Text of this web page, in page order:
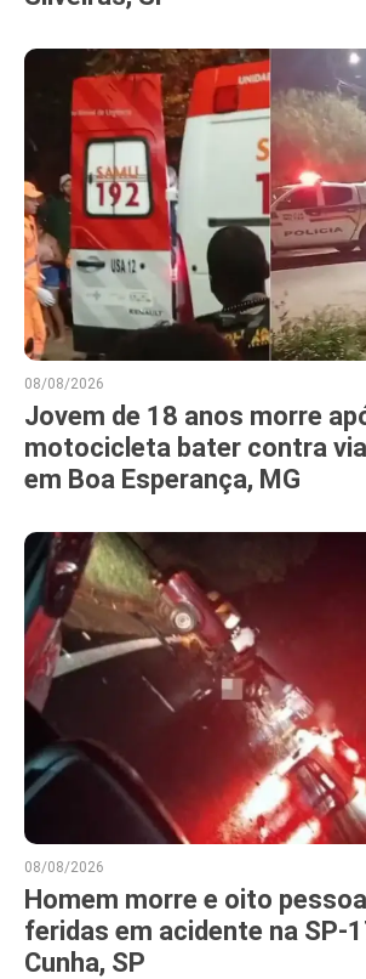
08/08/2026
Jovem de 18 anos morre
motocicleta bater contra
em Boa Esperança, MG
08/08/2026
Homem morre e oito
feridas em acidente na SP-
Cunha, SP